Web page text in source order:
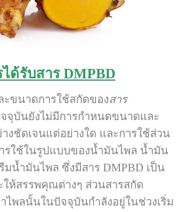
ด้รับสาร DMPBD
ขนาดการใช้สกัดของสาร
บันยังไม่มีการกำหนดขนาดและ
งชัดเจนแต่อย่างใด และการใช้ส่วน
รใช้ในรูปแบบของน้ำมันไพล น้ำมัน
มน้ำมันไพล ซึ่งมีสาร DMPBD เป็น
ห้สรรพคุณต่างๆ ส่วนสารสกัด
ไพลนั้นในปัจจุบันกำลังอยู่ในช่วงเริ่ม